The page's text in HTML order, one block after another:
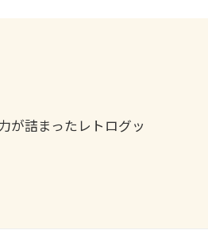
が詰まったレトログッ